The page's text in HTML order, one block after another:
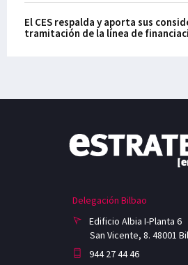
El CES respalda y aporta sus
tramitación de la línea de
Delegación Bilbao
Edificio Albia I-Planta 6
San Vicente, 8. 48001
944 27 44 46